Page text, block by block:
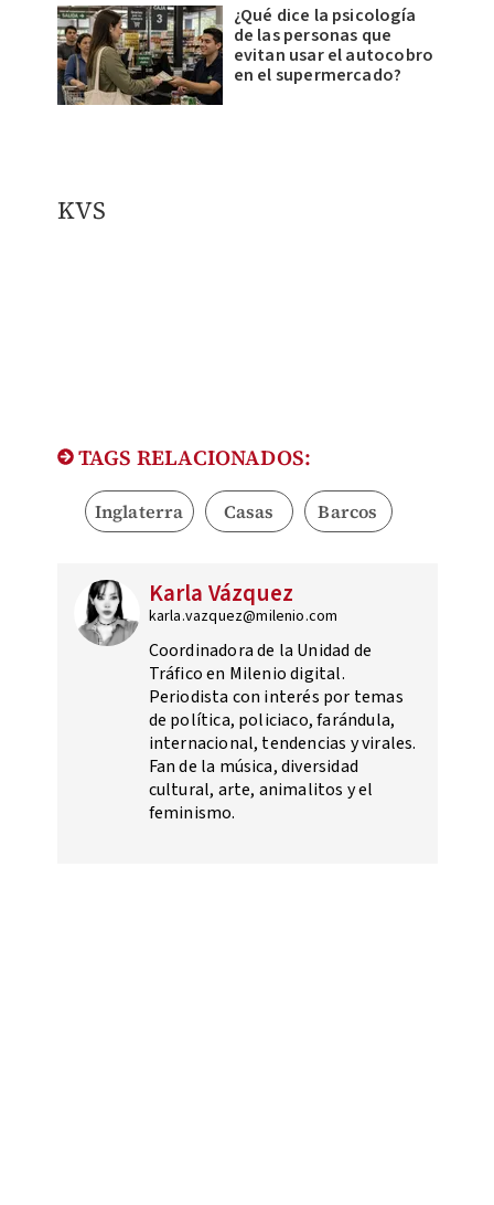
¿Qué dice la psicología
de las personas que
evitan usar el autocobro
en el supermercado?
KVS
TAGS RELACIONADOS:
Inglaterra Casas Barcos
Karla Vázquez
karla.vazquez@milenio.com
Coordinadora de la Unidad de
Tráfico en Milenio digital.
Periodista con interés por temas
de política, policiaco, farándula,
internacional, tendencias y virales.
Fan de la música, diversidad
cultural, arte, animalitos y el
feminismo.